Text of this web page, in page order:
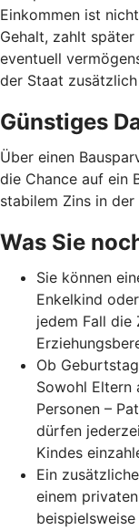
Einkommen ist
Gehalt, zahlt
eventuell
der Staat
Günstiges
Über einen
die Chance auf ein
stabilem Zins in der
Was Sie
Sie können
Enkelkind
jedem Fall die
Ob
Sowohl Eltern
Personen –
dürfen
Kindes
Ein
einem